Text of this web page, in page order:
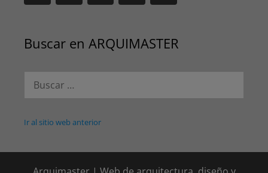
Buscar en ARQUIMASTER
Ir al sitio web anterior